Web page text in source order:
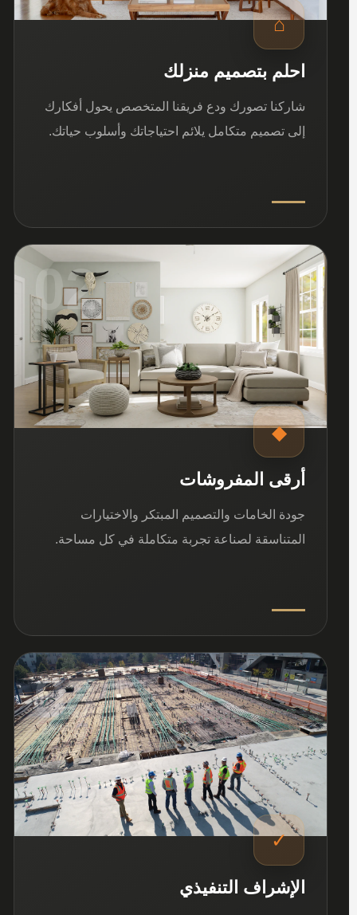
⌂
احلم بتصميم منزلك
شاركنا تصورك ودع فريقنا المتخصص يحول أفكارك
إلى تصميم متكامل يلائم احتياجاتك وأسلوب حياتك.
02
◆
أرقى المفروشات
جودة الخامات والتصميم المبتكر والاختيارات
المتناسقة لصناعة تجربة متكاملة في كل مساحة.
03
✓
الإشراف التنفيذي